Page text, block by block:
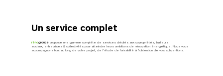
rénogroupe propose une gamme complète de services dédiés aux copropriétés, bailleurs
sociaux, entreprises & collectivités pour atteindre leurs ambitions de rénovation énergétique. Nous vous
accompagnons tout au long de votre projet, de l’étude de faisabilité à l’obtention de vos subventions.
Un service complet